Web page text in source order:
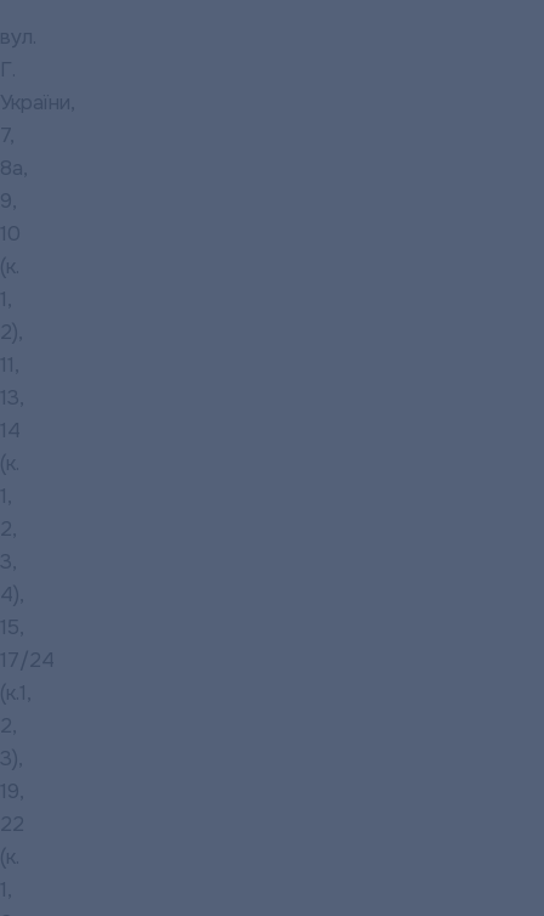
вул.
Г.
України,
7,
8а,
9,
10
(к.
1,
2),
11,
13,
14
(к.
1,
2,
3,
4),
15,
17/24
(к.1,
2,
3),
19,
22
(к.
1,